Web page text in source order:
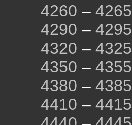
4260 – 4265
4290 – 4295
4320 – 4325
4350 – 4355
4380 – 4385
4410 – 4415